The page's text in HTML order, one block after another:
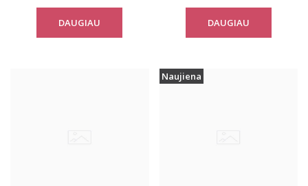
DAUGIAU DAUGIAU
Naujiena